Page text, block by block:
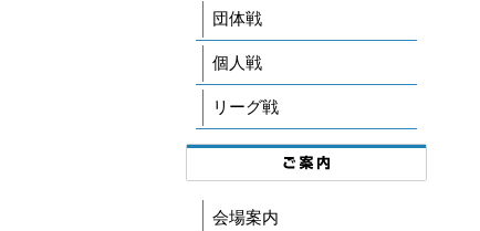
団体戦
個人戦
リーグ戦
会場案内